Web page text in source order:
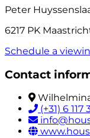
Peter
6217 PK
Schedule a
Contact
(+31) 6 117